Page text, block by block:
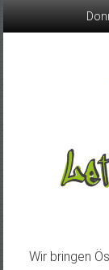
Wir bringen